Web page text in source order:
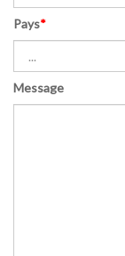
Pays*
Message